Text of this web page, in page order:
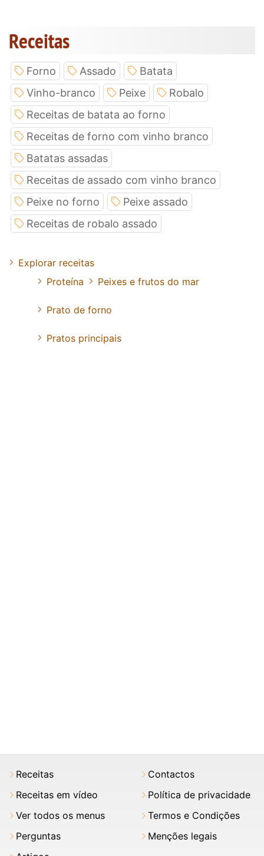
Receitas
Forno Assado
Batata
Vinho-branco
Peixe
Robalo
Receitas de batata ao forno
Receitas de forno com vinho branco
Batatas assadas
Receitas de assado com vinho branco
Peixe no forno
Peixe assado
Receitas de robalo assado
Explorar receitas
Proteína
Peixes e frutos do mar
Prato de forno
Pratos principais
Receitas
Receitas em vídeo
Ver todos os menus
Perguntas
Contactos
Política de privacidade
Termos e Condições
Menções legais